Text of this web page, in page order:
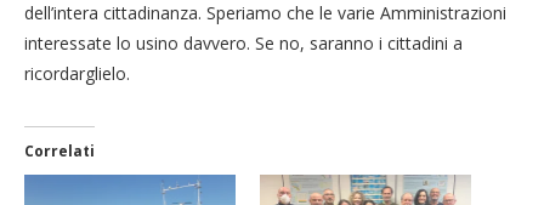
dell’intera cittadinanza. Speriamo che le varie Amministrazioni
interessate lo usino davvero. Se no, saranno i cittadini a
ricordarglielo.
Correlati